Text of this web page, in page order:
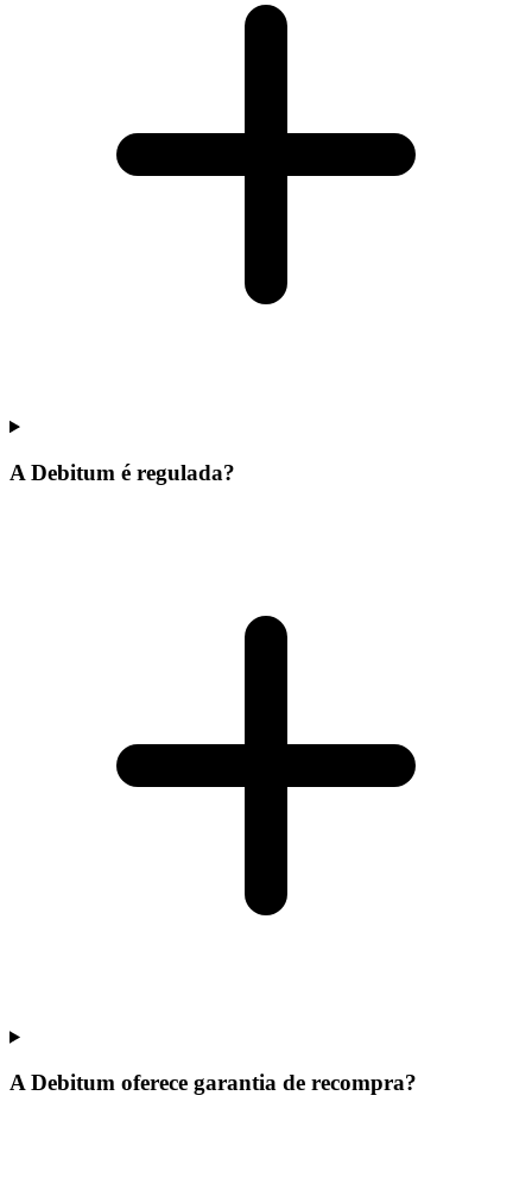
A Debitum é regulada?
A Debitum oferece garantia de recompra?